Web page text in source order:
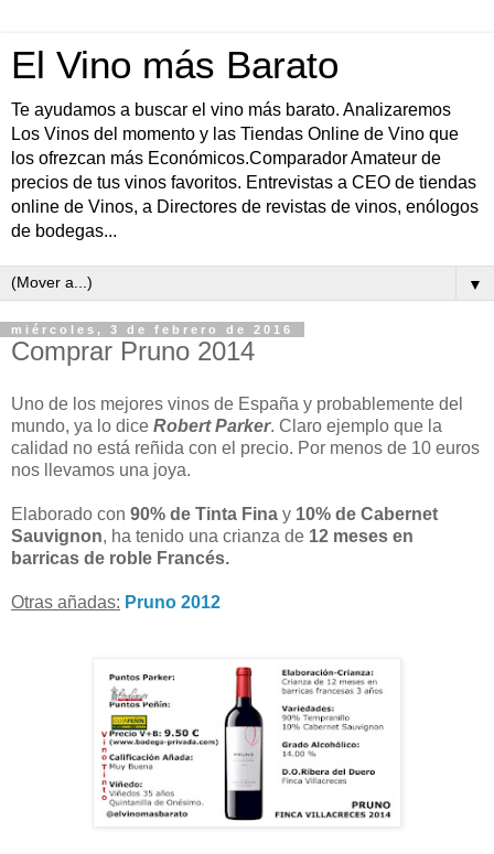
El Vino más Barato
Te ayudamos a buscar el vino más barato. Analizaremos
Los Vinos del momento y las Tiendas Online de Vino que
los ofrezcan más Económicos.Comparador Amateur de
precios de tus vinos favoritos. Entrevistas a CEO de tiendas
online de Vinos, a Directores de revistas de vinos, enólogos
de bodegas...
▼
miércoles, 3 de febrero de 2016
Comprar Pruno 2014
Uno de los mejores vinos de España y probablemente del
mundo, ya lo dice Robert Parker. Claro ejemplo que la
calidad no está reñida con el precio. Por menos de 10 euros
nos llevamos una joya.
Elaborado con 90% de Tinta Fina y 10% de Cabernet
Sauvignon, ha tenido una crianza de 12 meses en
barricas de roble Francés.
Otras añadas: Pruno 2012